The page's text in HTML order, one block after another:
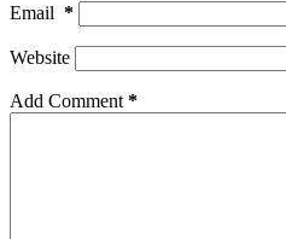
Email *
Website
Add Comment *